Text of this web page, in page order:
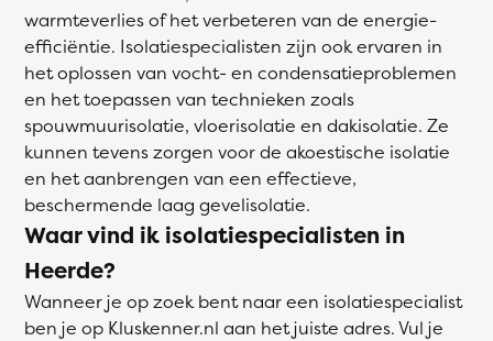
warmteverlies of het verbeteren van de energie-
efficiëntie. Isolatiespecialisten zijn ook ervaren in
het oplossen van vocht- en condensatieproblemen
en het toepassen van technieken zoals
spouwmuurisolatie, vloerisolatie en dakisolatie. Ze
kunnen tevens zorgen voor de akoestische isolatie
en het aanbrengen van een effectieve,
beschermende laag gevelisolatie.
Waar vind ik isolatiespecialisten in
Heerde?
Wanneer je op zoek bent naar een isolatiespecialist
ben je op Kluskenner.nl aan het juiste adres. Vul je